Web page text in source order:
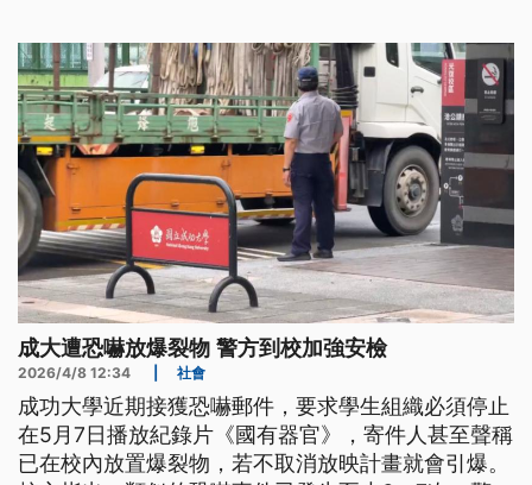
成大遭恐嚇放爆裂物 警方到校加強安檢
2026/4/8 12:34 社會
成功大學近期接獲恐嚇郵件，要求學生組織必須停止
在5月7日播放紀錄片《國有器官》，寄件人甚至聲稱
已在校內放置爆裂物，若不取消放映計畫就會引爆。